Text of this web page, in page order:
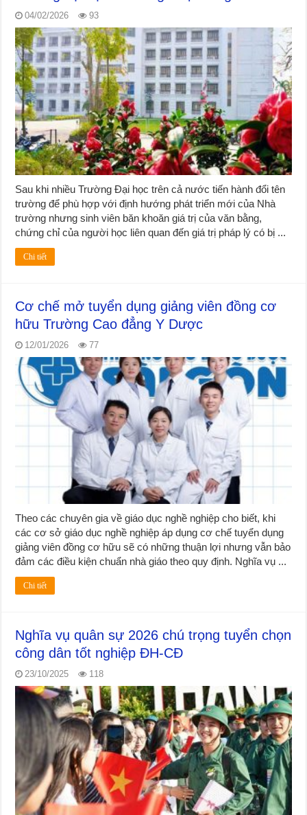
04/02/2026 93
Sau khi nhiều Trường Đại học trên cả nước tiến hành đổi tên
trường để phù hợp với định hướng phát triển mới của Nhà
trường nhưng sinh viên băn khoăn giá trị của văn bằng,
chứng chỉ của người học liên quan đến giá trị pháp lý có bị ...
Chi tiết
Cơ chế mở tuyển dụng giảng viên đồng cơ
hữu Trường Cao đẳng Y Dược
12/01/2026 77
Theo các chuyên gia về giáo dục nghề nghiệp cho biết, khi
các cơ sở giáo dục nghề nghiệp áp dụng cơ chế tuyển dụng
giảng viên đồng cơ hữu sẽ có những thuận lợi nhưng vẫn bảo
đảm các điều kiện chuẩn nhà giáo theo quy định. Nghĩa vụ ...
Chi tiết
Nghĩa vụ quân sự 2026 chú trọng tuyển chọn
công dân tốt nghiệp ĐH-CĐ
23/10/2025 118